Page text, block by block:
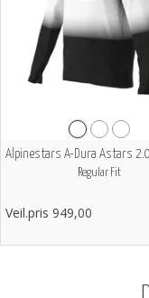
Alpinestars A-Dura Astars
Regular Fit
Veil.pris 949,00